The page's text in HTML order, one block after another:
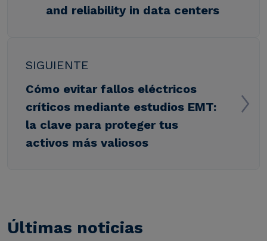
and reliability in data centers
SIGUIENTE
Cómo evitar fallos eléctricos
críticos mediante estudios EMT:
la clave para proteger tus
activos más valiosos
Últimas noticias